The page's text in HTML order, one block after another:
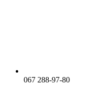
067 288-97-80